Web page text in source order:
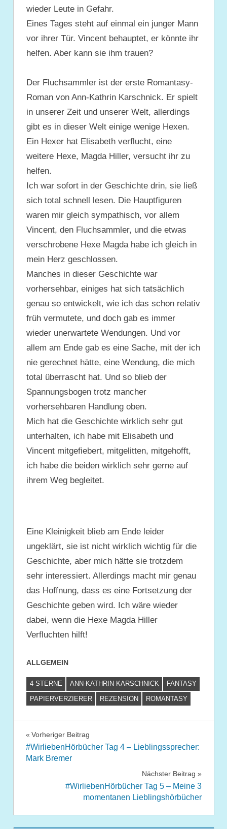
wieder Leute in Gefahr.
Eines Tages steht auf einmal ein junger Mann
vor ihrer Tür. Vincent behauptet, er könnte ihr
helfen. Aber kann sie ihm trauen?
Der Fluchsammler ist der erste Romantasy-
Roman von Ann-Kathrin Karschnick. Er spielt
in unserer Zeit und unserer Welt, allerdings
gibt es in dieser Welt einige wenige Hexen.
Ein Hexer hat Elisabeth verflucht, eine
weitere Hexe, Magda Hiller, versucht ihr zu
helfen.
Ich war sofort in der Geschichte drin, sie ließ
sich total schnell lesen. Die Hauptfiguren
waren mir gleich sympathisch, vor allem
Vincent, den Fluchsammler, und die etwas
verschrobene Hexe Magda habe ich gleich in
mein Herz geschlossen.
Manches in dieser Geschichte war
vorhersehbar, einiges hat sich tatsächlich
genau so entwickelt, wie ich das schon relativ
früh vermutete, und doch gab es immer
wieder unerwartete Wendungen. Und vor
allem am Ende gab es eine Sache, mit der ich
nie gerechnet hätte, eine Wendung, die mich
total überrascht hat. Und so blieb der
Spannungsbogen trotz mancher
vorhersehbaren Handlung oben.
Mich hat die Geschichte wirklich sehr gut
unterhalten, ich habe mit Elisabeth und
Vincent mitgefiebert, mitgelitten, mitgehofft,
ich habe die beiden wirklich sehr gerne auf
ihrem Weg begleitet.
Eine Kleinigkeit blieb am Ende leider
ungeklärt, sie ist nicht wirklich wichtig für die
Geschichte, aber mich hätte sie trotzdem
sehr interessiert. Allerdings macht mir genau
das Hoffnung, dass es eine Fortsetzung der
Geschichte geben wird. Ich wäre wieder
dabei, wenn die Hexe Magda Hiller
Verfluchten hilft!
ALLGEMEIN
4 STERNE ANN-KATHRIN KARSCHNICK
FANTASY
PAPIERVERZIERER
REZENSION ROMANTASY
Beitragsnavigation
Vorheriger Beitrag
#WirliebenHörbücher Tag 4 – Lieblingssprecher:
Mark Bremer
Nächster Beitrag
#WirliebenHörbücher Tag 5 – Meine 3
momentanen Lieblingshörbücher